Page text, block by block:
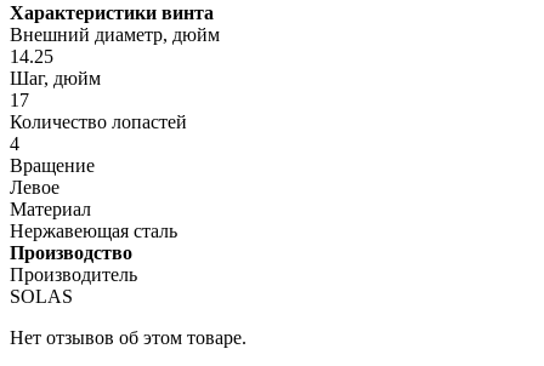
Характеристики винта
Внешний диаметр, дюйм
14.25
Шаг, дюйм
17
Количество лопастей
4
Вращение
Левое
Материал
Нержавеющая сталь
Производство
Производитель
SOLAS
Нет отзывов об этом товаре.